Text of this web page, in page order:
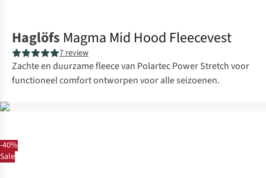
-40%
Sale
Haglöfs Magma Mid Hood Fleecevest
7 review
Zachte en duurzame fleece van Polartec Power Stretch voor
functioneel comfort ontworpen voor alle seizoenen.